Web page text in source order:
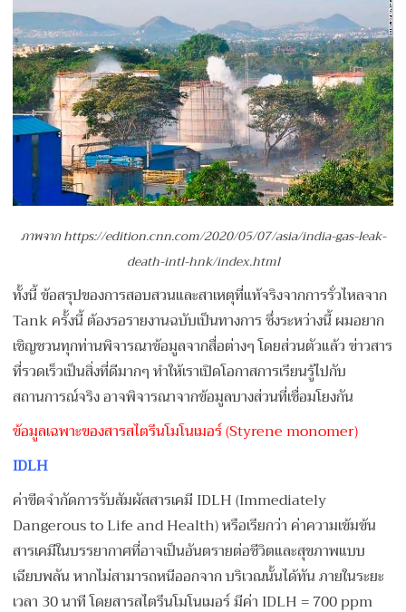
ภาพจาก https://edition.cnn.com/2020/05/07/asia/india-gas-leak-
death-intl-hnk/index.html
ทั้งนี้ ข้อสรุปของการสอบสวนและสาเหตุที่แท้จริงจากการรั่วไหลจาก
Tank ครั้งนี้ ต้องรอรายงานฉบับเป็นทางการ ซึ่งระหว่างนี้ ผมอยาก
เชิญชวนทุกท่านพิจารณาข้อมูลจากสื่อต่างๆ โดยส่วนตัวแล้ว ข่าวสาร
ที่รวดเร็วเป็นสิ่งที่ดีมากๆ ทำให้เราเปิดโอกาสการเรียนรู้ไปกับ
สถานการณ์จริง อาจพิจารณาจากข้อมูลบางส่วนที่เชื่อมโยงกัน
ข้อมูลเฉพาะของสารสไตรีนโมโนเมอร์ (Styrene monomer)
IDLH
ค่าขีดจํากัดการรับสัมผัสสารเคมี IDLH (Immediately
Dangerous to Life and Health) หรือเรียกว่า ค่าความเข้มข้น
สารเคมีในบรรยากาศที่อาจเป็นอันตรายต่อชีวิตและสุขภาพแบบ
เฉียบพลัน หากไม่สามารถหนีออกจาก บริเวณนั้นได้ทัน ภายในระยะ
เวลา 30 นาที โดยสารสไตรีนโมโนเมอร์ มีค่า IDLH = 700 ppm